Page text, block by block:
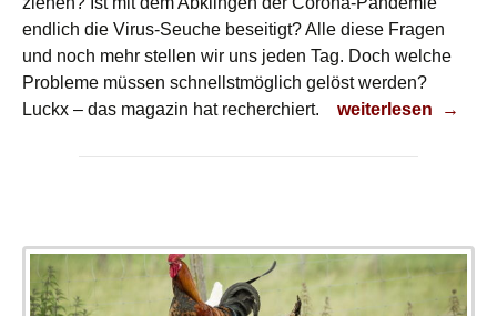
endlich die Virus-Seuche beseitigt? Alle diese Fragen
und noch mehr stellen wir uns jeden Tag. Doch welche
Probleme müssen schnellstmöglich gelöst werden?
Luckx – das magazin hat recherchiert.
Klimawandel
weiterlesen →